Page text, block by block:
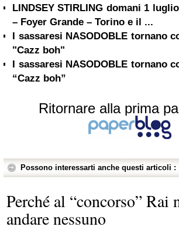
LINDSEY STIRLING domani 1
– Foyer Grande – Torino e il ...
I sassaresi NASODOBLE tornano
"Cazz boh"
I sassaresi NASODOBLE tornano
“Cazz boh”
Ritornare alla prima
Possono interessarti anche questi articoli :
Perché al “concorso” Rai
andare nessuno